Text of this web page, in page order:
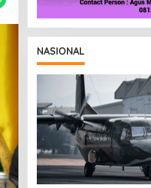
NASIONAL